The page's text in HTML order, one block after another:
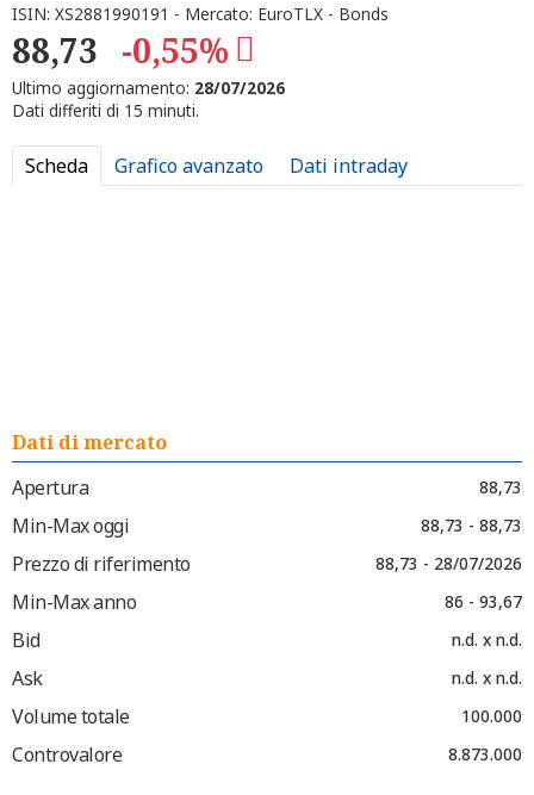
ISIN: XS2881990191 - Mercato: EuroTLX - Bonds
88,73 -0,55%
Ultimo aggiornamento: 28/07/2026
Dati differiti di 15 minuti.
Scheda Grafico avanzato Dati intraday
Dati di mercato
Apertura
88,73
Min-Max oggi 88,73 - 88,73
Prezzo di riferimento 88,73 - 28/07/2026
Min-Max anno 86 - 93,67
Bid n.d. x n.d.
Ask n.d. x n.d.
Volume totale 100.000
Controvalore 8.873.000